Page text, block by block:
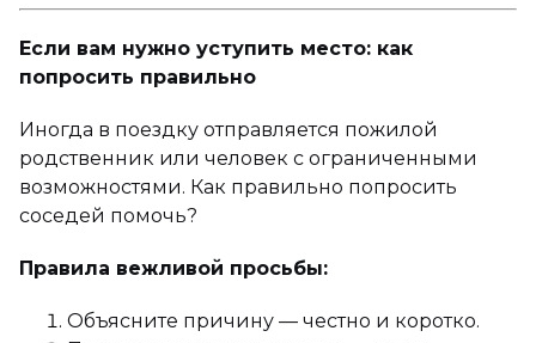
Если вам нужно уступить место: как
попросить правильно
Иногда в поездку отправляется пожилой
родственник или человек с ограниченными
возможностями. Как правильно попросить
соседей помочь?
Правила вежливой просьбы:
Объясните причину — честно и коротко.